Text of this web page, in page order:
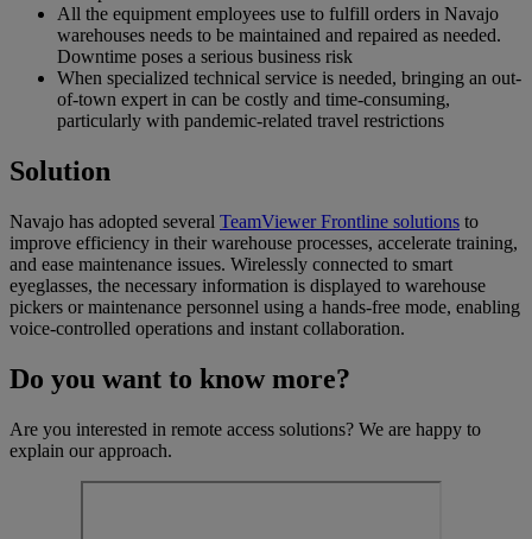
All the equipment employees use to fulfill orders in Navajo
warehouses needs to be maintained and repaired as needed.
Downtime poses a serious business risk
When specialized technical service is needed, bringing an out-
of-town expert in can be costly and time-consuming,
particularly with pandemic-related travel restrictions
Solution
Navajo has adopted several TeamViewer Frontline solutions to
improve efficiency in their warehouse processes, accelerate training,
and ease maintenance issues. Wirelessly connected to smart
eyeglasses, the necessary information is displayed to warehouse
pickers or maintenance personnel using a hands-free mode, enabling
voice-controlled operations and instant collaboration.
Do you want to know more?
Are you interested in remote access solutions? We are happy to
explain our approach.